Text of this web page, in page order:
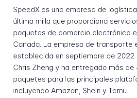
SpeedX es una empresa de
última milla que proporciona
paquetes de comercio electrónico
Canada. La empresa de transporte
establecida en septiembre de 2022
Chris Zheng y ha entregado más de
paquetes para las principales
incluyendo Amazon, Shein y Temu.